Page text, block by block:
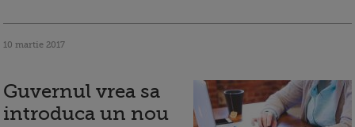
10 martie 2017
Guvernul vrea sa
introduca un nou